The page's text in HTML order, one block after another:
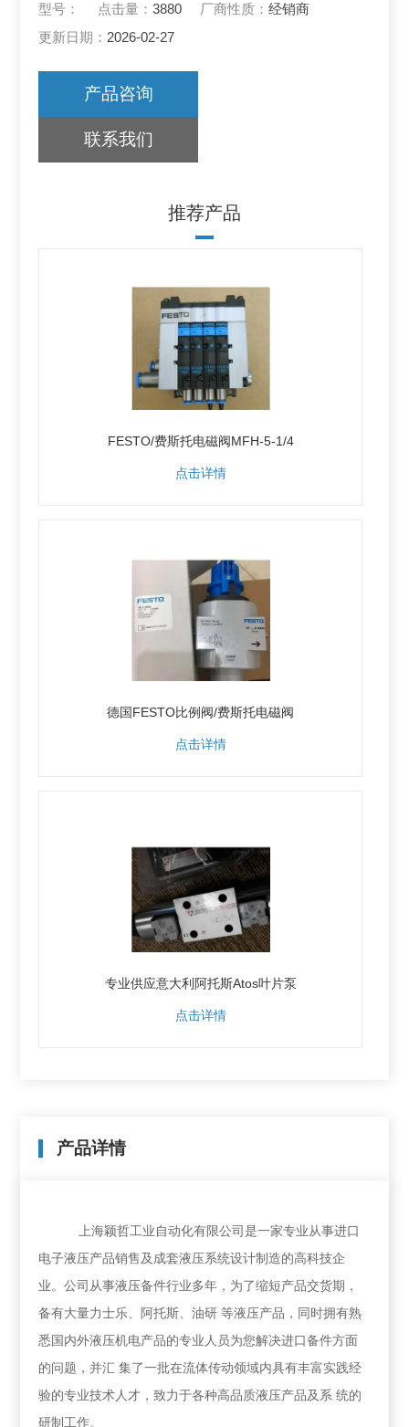
型号： 点击量：3880 厂商性质：经销商
更新日期： 2026-02-27
产品咨询
联系我们
推荐产品
FESTO/费斯托电磁阀MFH-5-1/4
点击详情
德国FESTO比例阀/费斯托电磁阀
点击详情
专业供应意大利阿托斯Atos叶片泵
点击详情
产品详情
上海颖哲工业自动化有限公司是一家专业从事进口
电子液压产品销售及成套液压系统设计制造的高科技企
业。公司从事液压备件行业多年，为了缩短产品交货期，
备有大量力士乐、阿托斯、油研 等液压产品，同时拥有熟
悉国内外液压机电产品的专业人员为您解决进口备件方面
的问题，并汇 集了一批在流体传动领域内具有丰富实践经
验的专业技术人才，致力于各种高品质液压产品及系 统的
研制工作。